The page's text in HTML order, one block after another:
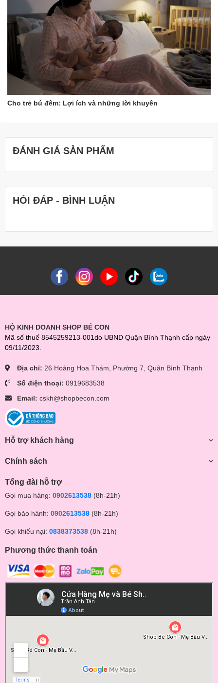
Cho trẻ bú đêm: Lợi ích và những lời khuyên
ĐÁNH GIÁ SẢN PHẨM
HỎI ĐÁP - BÌNH LUẬN
HỘ KINH DOANH SHOP BÉ CON
Mã số thuế 8545259213-001do UBND Quận Bình Thạnh cấp ngày
09/11/2023.
Địa chỉ: 26 Hoàng Hoa Thám, Phường 7, Quận Bình Thạnh
Số điện thoại: 0919683538
Email: cskh@shopbecon.com
Hỗ trợ khách hàng
Chính sách
Tổng đài hỗ trợ
Gọi mua hàng: 0902613538 (8h-21h)
Gọi bảo hành: 0902613538 (8h-21h)
Gọi khiếu nại: 0838373538 (8h-21h)
Phương thức thanh toán